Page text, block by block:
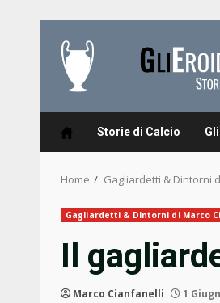
content
Storie di Calcio
Home Gagliardetti & Dintorni
Gagliardetti & Dintorni di Marco
Il
Marco Cianfanelli 1